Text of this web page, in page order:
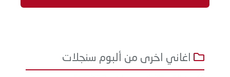
اغاني اخرى من ألبوم سنجلات